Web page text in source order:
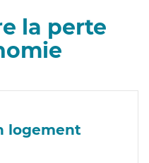
la perte
logement